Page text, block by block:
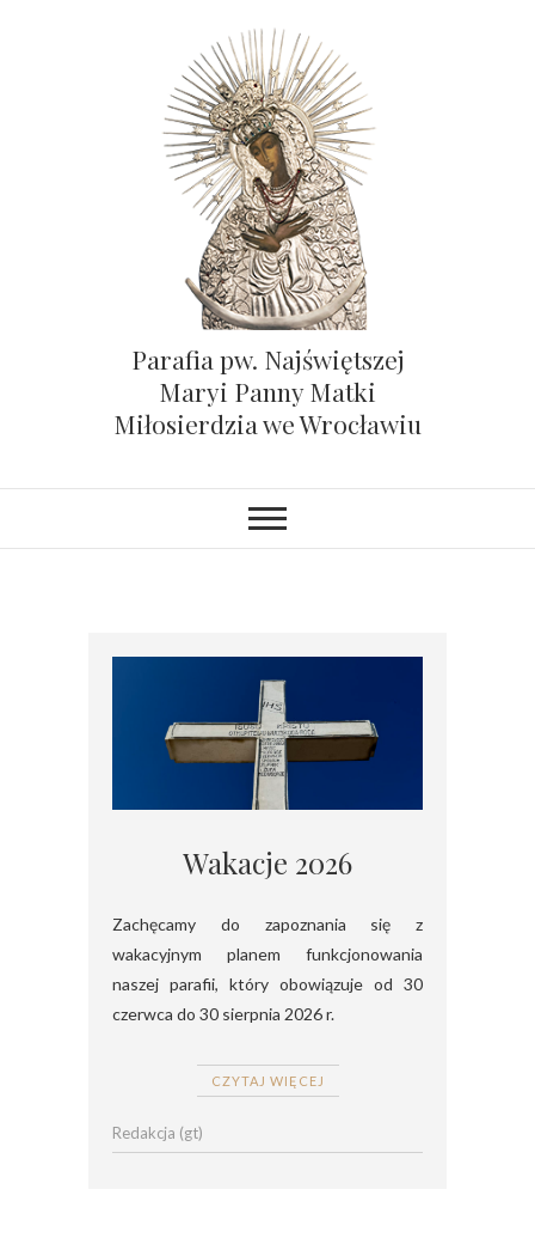
Parafia pw. Najświętszej
Maryi Panny Matki
Miłosierdzia we Wrocławiu
Wakacje 2026
Zachęcamy do zapoznania się z
wakacyjnym planem funkcjonowania
naszej parafii, który obowiązuje od 30
czerwca do 30 sierpnia 2026 r.
CZYTAJ WIĘCEJ
Redakcja (gt)